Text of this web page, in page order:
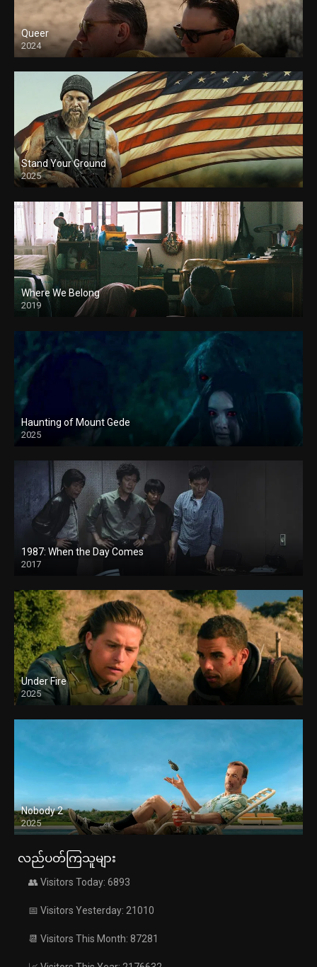
Queer
2024
Stand Your Ground
2025
Where We Belong
2019
Haunting of Mount Gede
2025
1987: When the Day Comes
2017
Under Fire
2025
Nobody 2
2025
လည်ပတ်ကြသူများ
👥 Visitors Today: 6893
📅 Visitors Yesterday: 21010
📆 Visitors This Month: 87281